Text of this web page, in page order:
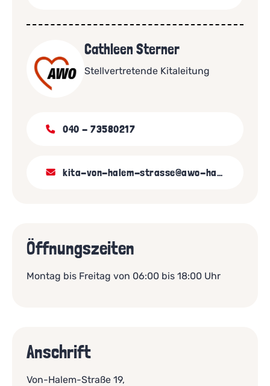
Cathleen Sterner
Stellvertretende Kitaleitung
040 - 73580217
kita-von-halem-strasse@awo-hamburg.de
Öffnungszeiten
Montag bis Freitag von 06:00 bis 18:00 Uhr
Anschrift
Von-Halem-Straße 19,